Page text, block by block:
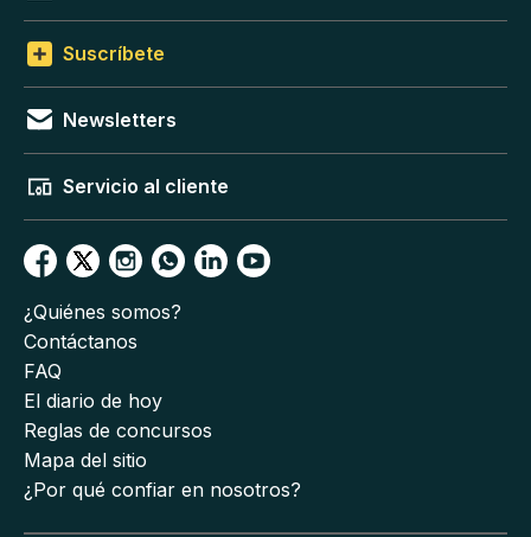
Suscríbete
Newsletters
Servicio al cliente
¿Quiénes somos?
Contáctanos
FAQ
El diario de hoy
Reglas de concursos
Mapa del sitio
¿Por qué confiar en nosotros?